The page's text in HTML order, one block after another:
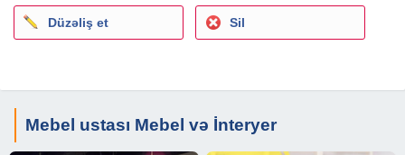
Düzəliş et Sil
Mebel ustası Mebel və İnteryer